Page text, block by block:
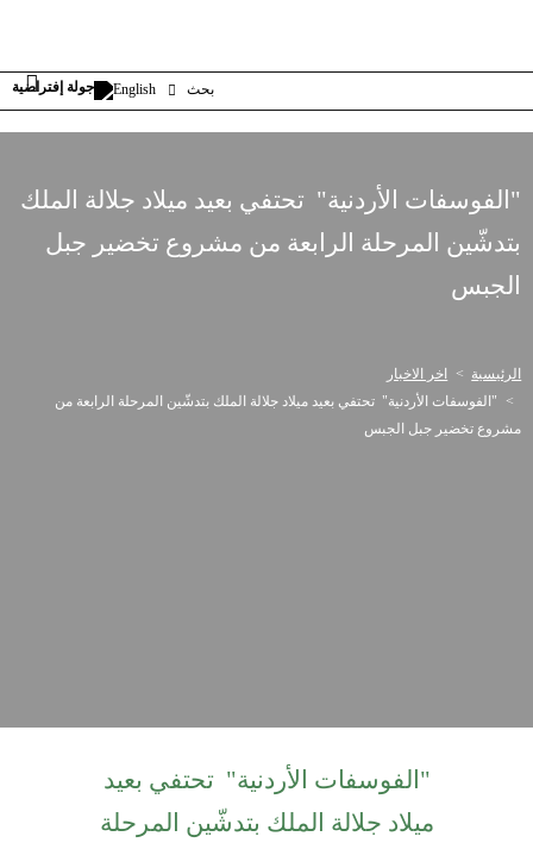
بحث English
"الفوسفات الأردنية" تحتفي بعيد ميلاد جلالة الملك
بتدشّين المرحلة الرابعة من مشروع تخضير جبل
الجبس
الرئيسية
اخر الاخبار
"الفوسفات الأردنية" تحتفي بعيد ميلاد جلالة الملك بتدشّين المرحلة الرابعة من
مشروع تخضير جبل الجبس
"الفوسفات الأردنية" تحتفي بعيد
ميلاد جلالة الملك بتدشّين المرحلة